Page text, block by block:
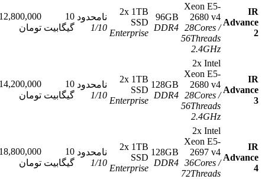
Xeon E5-
2680 v4
28Cores/
56Threads
96GB
DDR4
2x 1TB
SSD
Enterprise
نامحدود
1/10
10
گیگابیت
12,800,000
تومان
سفارش
Xeon E5-
2680 v4
28Cores/
56Threads
128GB
DDR4
2x 1TB
SSD
Enterprise
نامحدود
1/10
10
گیگابیت
14,200,000
تومان
سفارش
Xeon E5-
2697 v4
36Cores/
72Threads
128GB
DDR4
2x 1TB
SSD
Enterprise
نامحدود
1/10
10
گیگابیت
18,800,000
تومان
سفارش